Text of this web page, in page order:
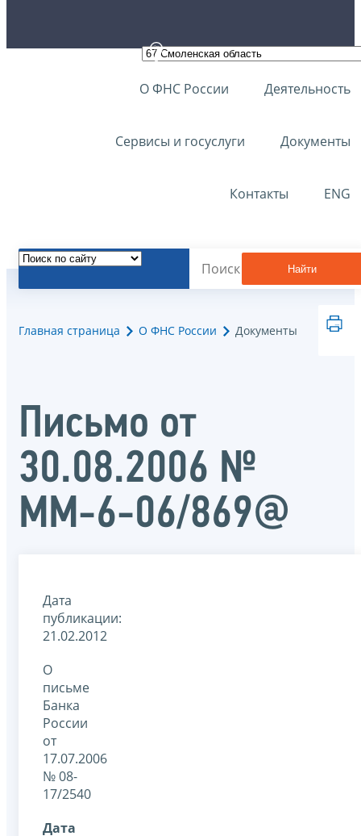
О ФНС России Деятельность
Сервисы и госуслуги Документы
Контакты ENG
Найти
Главная страница О ФНС России Документы
Письмо от
30.08.2006 №
ММ-6-06/869@
Дата
публикации:
21.02.2012
О
письме
Банка
России
от
17.07.2006
№ 08-
17/2540
Дата